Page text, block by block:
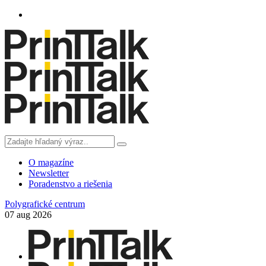
O magazíne
Newsletter
Poradenstvo a riešenia
Polygrafické centrum
07 aug 2026